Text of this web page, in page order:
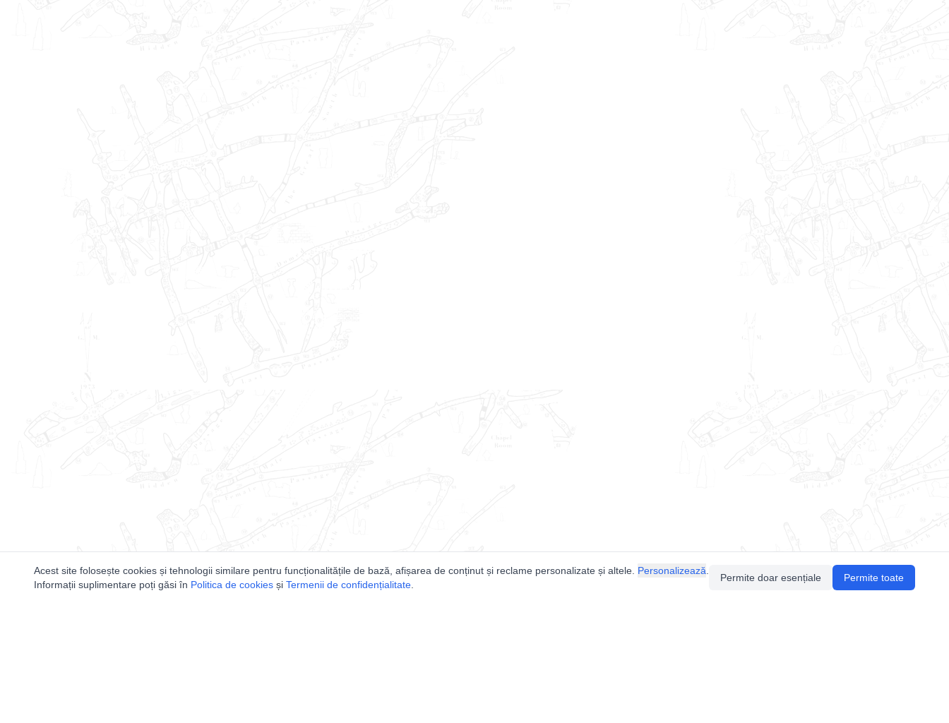
Acest site folosește cookies și tehnologii similare pentru funcționalitățile de bază, afișarea de conținut și reclame personalizate și altele. Personalizează
Informații suplimentare poți găsi în Politica de cookies și Termenii de confidențialitate
Permite doar esențiale Permite toate